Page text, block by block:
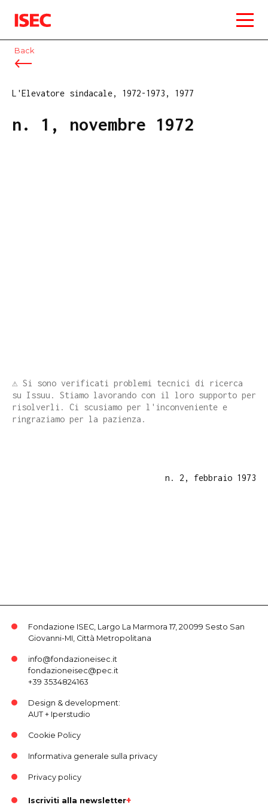
ISEC
Back
L'Elevatore sindacale, 1972-1973, 1977
n. 1, novembre 1972
⚠️ Si sono verificati problemi tecnici di ricerca
su Issuu. Stiamo lavorando con il loro supporto per
risolverli. Ci scusiamo per l'inconveniente e
ringraziamo per la pazienza.
n. 2, febbraio 1973
Fondazione ISEC, Largo La Marmora 17, 20099 Sesto San
Giovanni-MI, Città Metropolitana
info@fondazioneisec.it
fondazioneisec@pec.it
+39 3534824163
Design & development:
AUT+ Iperstudio
Cookie Policy
Informativa generale sulla privacy
Privacy policy
Iscriviti alla newsletter